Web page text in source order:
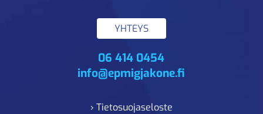
YHTEYS
06 414 0454
info@epmigjakone.fi
› Tietosuojaseloste